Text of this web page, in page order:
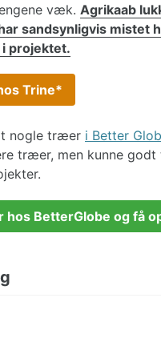
væk. Agrikaab
sandsynligvis mistet
projektet.
Trine
nogle træer i Better
træer, men kunne
BetterGlobe og få